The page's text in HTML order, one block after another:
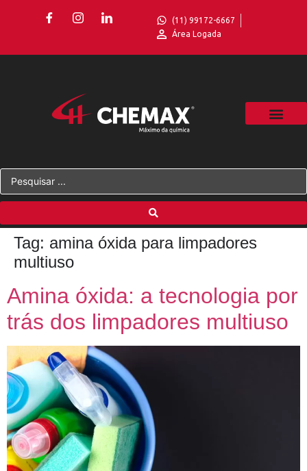
(11) 99172-6667
Área Logada
Tag: amina óxida para limpadores
multiuso
Amina óxida: a tecnologia por
trás dos limpadores multiuso